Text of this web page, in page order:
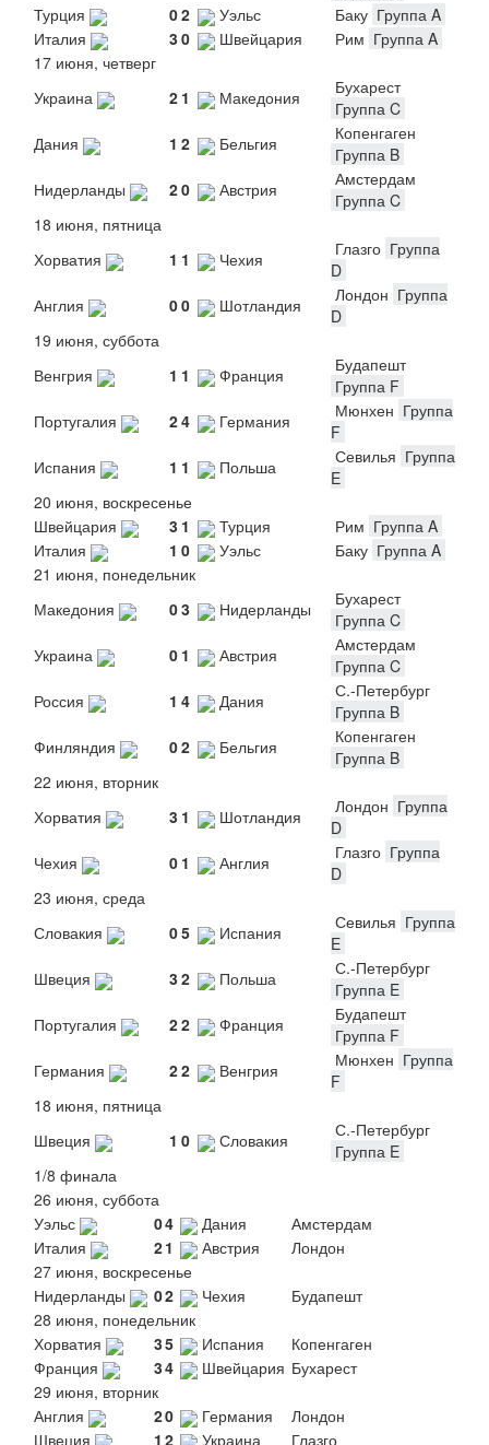
Турция
02 Уэльс Баку Группа A
Италия
30 Швейцария Рим Группа A
17 июня, четверг
Украина
2 1 Македония
Бухарест
Группа C
Дания
1 2 Бельгия
Копенгаген
Группа B
Нидерланды
20 Австрия
Амстердам
Группа C
18 июня, пятница
Хорватия
1 1 Чехия Глазго Группа
D
Англия
00 Шотландия Лондон Группа
D
19 июня, суббота
Венгрия
1 1 Франция
Будапешт
Группа F
Португалия
24 Германия Мюнхен Группа
F
Испания
1 1 Польша Севилья Группа
E
20 июня, воскресенье
Швейцария
3 1 Турция Рим Группа A
Италия
1 0 Уэльс Баку Группа A
21 июня, понедельник
Македония
03 Нидерланды
Бухарест
Группа C
Украина
0 1 Австрия
Амстердам
Группа C
Россия
1 4 Дания
С.-Петербург
Группа B
Финляндия
02 Бельгия
Копенгаген
Группа B
22 июня, вторник
Хорватия
3 1 Шотландия Лондон Группа
D
Чехия
0 1 Англия Глазго Группа
D
23 июня, среда
Словакия
05 Испания Севилья Группа
E
Швеция
32 Польша
С.-Петербург
Группа E
Португалия
22 Франция
Будапешт
Группа F
Германия
22 Венгрия Мюнхен Группа
F
18 июня, пятница
Швеция
1 0 Словакия
С.-Петербург
Группа E
1/8 финала
26 июня, суббота
Уэльс
04 Дания
Амстердам
Италия
21 Австрия
Лондон
27 июня, воскресенье
Нидерланды
02 Чехия
Будапешт
28 июня, понедельник
Хорватия
35 Испания
Копенгаген
Франция
34 Швейцария Бухарест
29 июня, вторник
Англия
20 Германия
Лондон
Швеция
1 2 Украина Глазго